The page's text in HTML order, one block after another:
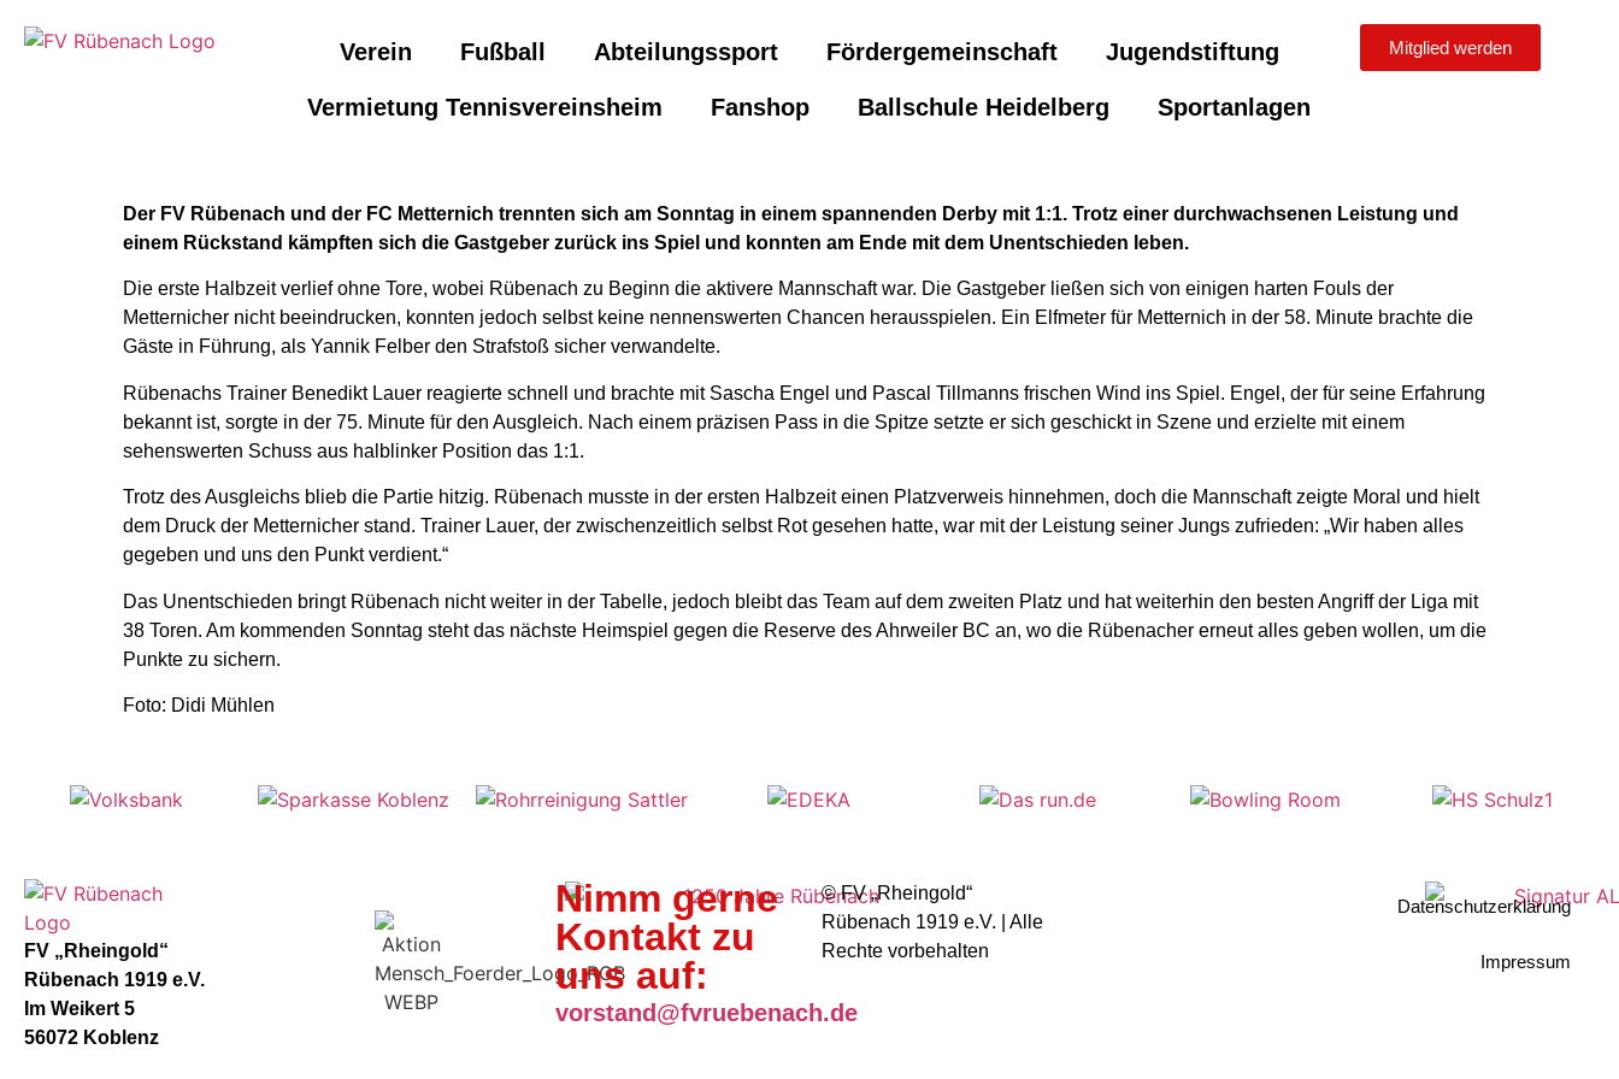
Verein Fußball Abteilungssport Fördergemeinschaft Jugendstiftung
Vermietung Tennisvereinsheim Fanshop Ballschule Heidelberg Sportanlagen
Mitglied werden
Der FV Rübenach und der FC Metternich trennten sich am Sonntag in einem spannenden Derby mit 1:1. Trotz einer durchwachsenen Leistung und
einem Rückstand kämpften sich die Gastgeber zurück ins Spiel und konnten am Ende mit dem Unentschieden leben.
Die erste Halbzeit verlief ohne Tore, wobei Rübenach zu Beginn die aktivere Mannschaft war. Die Gastgeber ließen sich von einigen harten Fouls der
Metternicher nicht beeindrucken, konnten jedoch selbst keine nennenswerten Chancen herausspielen. Ein Elfmeter für Metternich in der 58. Minute brachte die
Gäste in Führung, als Yannik Felber den Strafstoß sicher verwandelte.
Rübenachs Trainer Benedikt Lauer reagierte schnell und brachte mit Sascha Engel und Pascal Tillmanns frischen Wind ins Spiel. Engel, der für seine Erfahrung
bekannt ist, sorgte in der 75. Minute für den Ausgleich. Nach einem präzisen Pass in die Spitze setzte er sich geschickt in Szene und erzielte mit einem
sehenswerten Schuss aus halblinker Position das 1:1.
Trotz des Ausgleichs blieb die Partie hitzig. Rübenach musste in der ersten Halbzeit einen Platzverweis hinnehmen, doch die Mannschaft zeigte Moral und hielt
dem Druck der Metternicher stand. Trainer Lauer, der zwischenzeitlich selbst Rot gesehen hatte, war mit der Leistung seiner Jungs zufrieden: „Wir haben alles
gegeben und uns den Punkt verdient.“
Das Unentschieden bringt Rübenach nicht weiter in der Tabelle, jedoch bleibt das Team auf dem zweiten Platz und hat weiterhin den besten Angriff der Liga mit
38 Toren. Am kommenden Sonntag steht das nächste Heimspiel gegen die Reserve des Ahrweiler BC an, wo die Rübenacher erneut alles geben wollen, um die
Punkte zu sichern.
Foto: Didi Mühlen
FV „Rheingold“
Rübenach 1919 e.V.
Im Weikert 5
56072 Koblenz
Nimm gerne
Kontakt zu
uns auf:
vorstand@fvruebenach.de
©️ FV „Rheingold“
Rübenach 1919 e.V. | Alle
Rechte vorbehalten
Datenschutzerklärung
Impressum